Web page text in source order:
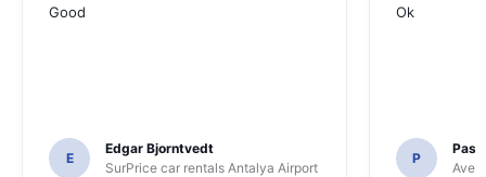
Good
E
Edgar Bjorntvedt
SurPrice car rentals Antalya Airport
Ok
P
Avec